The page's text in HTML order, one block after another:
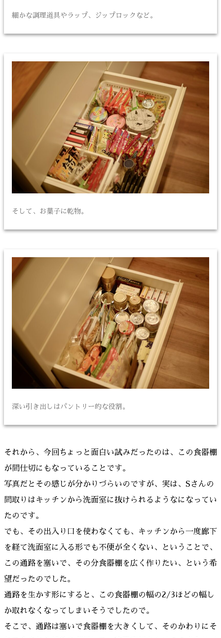
細かな調理道具やラップ、ジップロックなど。
そして、お菓子に乾物。
深い引き出しはパントリー的な役割。
それから、今回ちょっと面白い試みだったのは、この食器棚
が間仕切にもなっていることです。
写真だとその感じが分かりづらいのですが、実は、Sさんの
間取りはキッチンから洗面室に抜けられるようなになってい
たのです。
でも、その出入り口を使わなくても、キッチンから一度廊下
を経て洗面室に入る形でも不便が全くない、ということで、
この通路を塞いで、その分食器棚を広く作りたい、という希
望だったのでした。
通路を生かす形にすると、この食器棚の幅の2/3ほどの幅し
か取れなくなってしまいそうでしたので。
そこで、通路は塞いで食器棚を大きくして、そのかわりにそ